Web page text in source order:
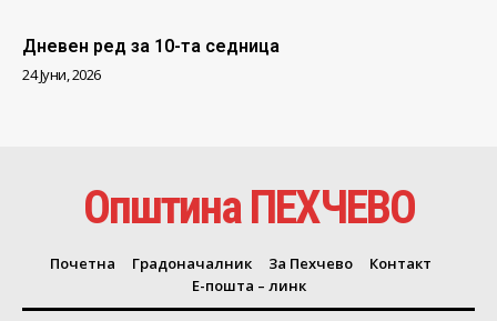
Дневен ред за 10-та седница
24 Јуни, 2026
Општина ПЕХЧЕВО
Почетна Градоначалник За Пехчево
Контакт
Е-пошта – линк